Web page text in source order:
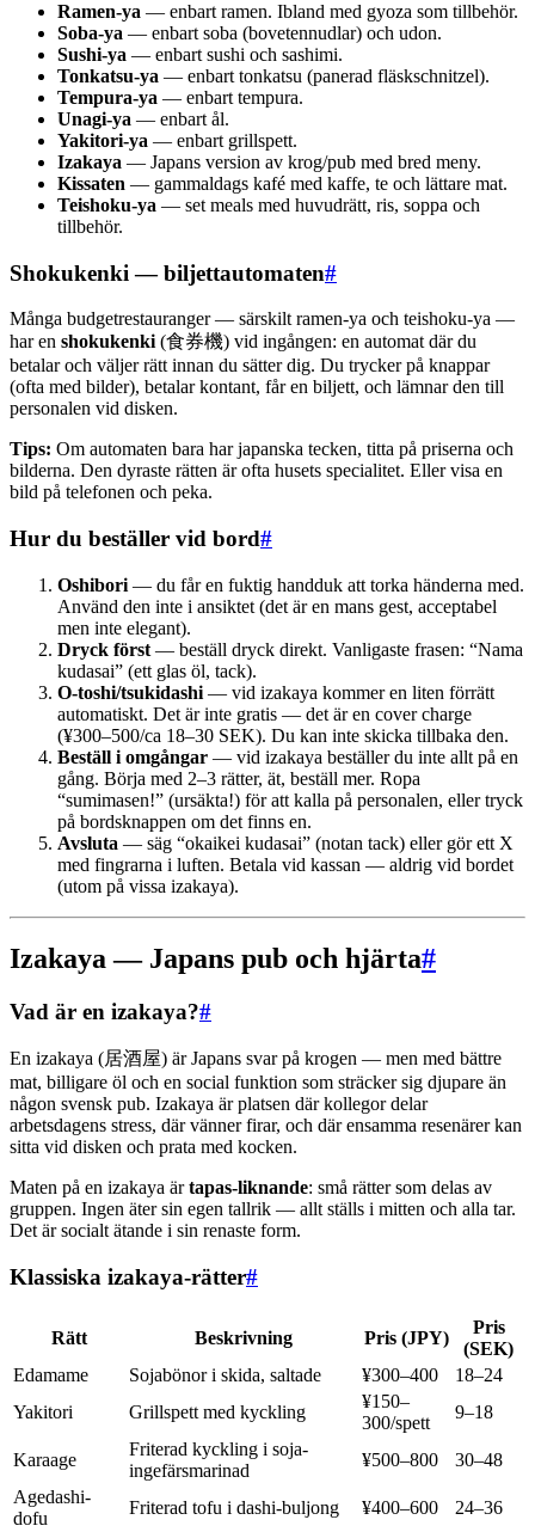
Ramen-ya — enbart ramen. Ibland med gyoza som tillbehör.
Soba-ya — enbart soba (bovetennudlar) och udon.
Sushi-ya — enbart sushi och sashimi.
Tonkatsu-ya — enbart tonkatsu (panerad fläskschnitzel).
Tempura-ya — enbart tempura.
Unagi-ya — enbart ål.
Yakitori-ya — enbart grillspett.
Izakaya — Japans version av krog/pub med bred meny.
Kissaten — gammaldags kafé med kaffe, te och lättare mat.
Teishoku-ya — set meals med huvudrätt, ris, soppa och
tillbehör.
Shokukenki — biljettautomaten#
Många budgetrestauranger — särskilt ramen-ya och teishoku-ya —
har en shokukenki(食券機) vid ingången: en automat där du
betalar och väljer rätt innan du sätter dig. Du trycker på knappar
(ofta med bilder), betalar kontant, får en biljett, och lämnar den till
personalen vid disken.
Tips: Om automaten bara har japanska tecken, titta på priserna och
bilderna. Den dyraste rätten är ofta husets specialitet. Eller visa en
bild på telefonen och peka.
Hur du beställer vid bord#
Oshibori — du får en fuktig handduk att torka händerna med.
Använd den inte i ansiktet (det är en mans gest, acceptabel
men inte elegant).
Dryck först — beställ dryck direkt. Vanligaste frasen: “Nama
kudasai” (ett glas öl, tack).
O-toshi/tsukidashi — vid izakaya kommer en liten förrätt
automatiskt. Det är inte gratis — det är en cover charge
(¥300–500/ca 18–30 SEK). Du kan inte skicka tillbaka den.
Beställ i omgångar — vid izakaya beställer du inte allt på en
gång. Börja med 2–3 rätter, ät, beställ mer. Ropa
“sumimasen!” (ursäkta!) för att kalla på personalen, eller tryck
på bordsknappen om det finns en.
Avsluta — säg “okaikei kudasai” (notan tack) eller gör ett X
med fingrarna i luften. Betala vid kassan — aldrig vid bordet
(utom på vissa izakaya).
Izakaya — Japans pub och hjärta#
Vad är en izakaya?#
En izakaya (居酒屋) är Japans svar på krogen — men med bättre
mat, billigare öl och en social funktion som sträcker sig djupare än
någon svensk pub. Izakaya är platsen där kollegor delar
arbetsdagens stress, där vänner firar, och där ensamma resenärer kan
sitta vid disken och prata med kocken.
Maten på en izakaya ärtapas-liknande: små rätter som delas av
gruppen. Ingen äter sin egen tallrik — allt ställs i mitten och alla tar.
Det är socialt ätande i sin renaste form.
Klassiska izakaya-rätter#
Rätt Beskrivning Pris (JPY)
Pris
(SEK)
Edamame
Sojabönor i skida, saltade ¥300–400
18–24
Yakitori
Grillspett med kyckling
¥150–
300/spett
9–18
Karaage
Friterad kyckling i soja-
ingefärsmarinad
¥500–800
30–48
Agedashi-
dofu
Friterad tofu i dashi-buljong ¥400–600
24–36